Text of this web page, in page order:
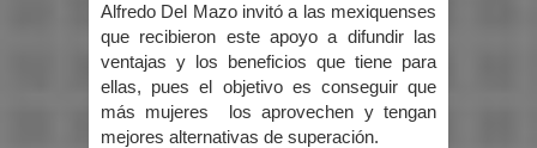
Alfredo Del Mazo invitó a las mexiquenses
que recibieron este apoyo a difundir las
ventajas y los beneficios que tiene para
ellas, pues el objetivo es conseguir que
más mujeres los aprovechen y tengan
mejores alternativas de superación.